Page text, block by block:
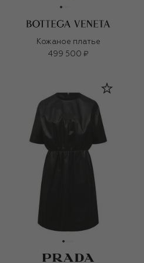
Кожаное платье
499 500 ₽